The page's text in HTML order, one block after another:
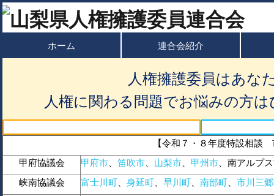
ホーム 連合会紹介
人権擁護委員はあな
人権に関わる問題でお悩みの方
【令和７・８年度特設相談
甲府協議会
甲府市 笛吹市 山梨市 甲州市 、南アルプ
峡南協議会
富士川町 身延町 早川町 南部町
市川三